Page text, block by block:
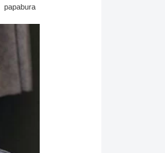
papabura